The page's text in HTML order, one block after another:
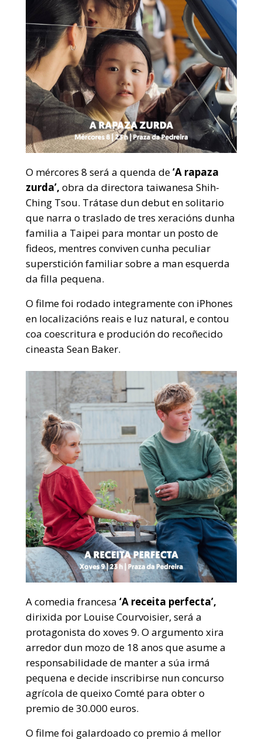
O mércores 8 será a quenda de‘A rapaza
zurda’, obra da directora taiwanesa Shih-
Ching Tsou. Trátase dun debut en solitario
que narra o traslado de tres xeracións dunha
familia a Taipei para montar un posto de
fideos, mentres conviven cunha peculiar
superstición familiar sobre a man esquerda
da filla pequena.
O filme foi rodado integramente con iPhones
en localizacións reais e luz natural, e contou
coa coescritura e produción do recoñecido
cineasta Sean Baker.
A comedia francesa ‘A receita perfecta’,
dirixida por Louise Courvoisier, será a
protagonista do xoves 9. O argumento xira
arredor dun mozo de 18 anos que asume a
responsabilidade de manter a súa irmá
pequena e decide inscribirse nun concurso
agrícola de queixo Comté para obter o
premio de 30.000 euros.
O filme foi galardoado co premio á mellor